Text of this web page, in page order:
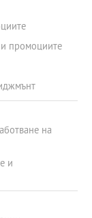
промоциите
на
и